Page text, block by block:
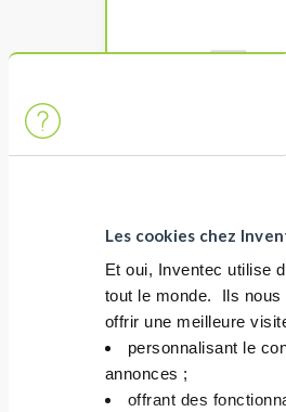
Les cookies chez
Et oui, Inventec utilise
tout le monde. ​ Ils
offrir une meilleure
personnalisant le
annonces ;​
offrant des
定制的解决方
你没有找到完美的产
们还可以为您提供
制的解决方